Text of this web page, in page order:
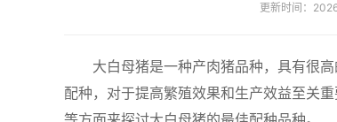
更新时间：
大白母猪是一种产肉猪品种，具有很
配种，对于提高繁殖效果和生产效益至关